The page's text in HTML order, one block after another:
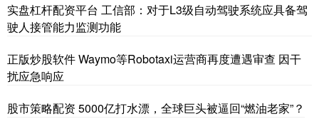
实盘杠杆配资平台 工信部：对于L3级自动驾驶系统应具备驾
驶人接管能力监测功能
正版炒股软件 Waymo等Robotaxi运营商再度遭遇审查 因干
扰应急响应
股市策略配资 5000亿打水漂，全球巨头被逼回“燃油老家”？